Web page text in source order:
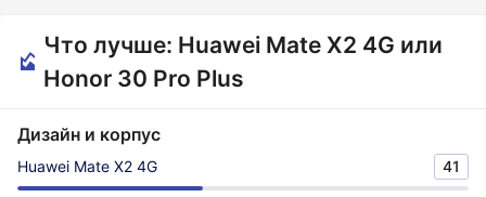
Что лучше: Huawei Mate X2 4G или
Honor 30 Pro Plus
Дизайн и корпус
Huawei Mate X2 4G 41